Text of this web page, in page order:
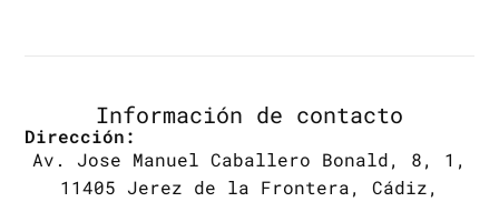
Información de contacto
Dirección:
Av. Jose Manuel Caballero Bonald, 8, 1,
11405 Jerez de la Frontera, Cádiz,